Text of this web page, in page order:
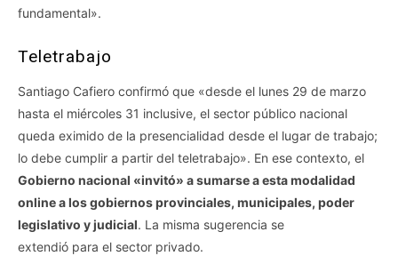
fundamental».
Teletrabajo​
​Santiago Cafiero confirmó que «desde el lunes 29 de marzo
hasta el miércoles 31 inclusive, el sector público nacional
queda eximido de la presencialidad desde el lugar de trabajo;
lo debe cumplir a partir del teletrabajo». En ese contexto, el
Gobierno nacional «invitó» a sumarse a esta modalidad
online a los gobiernos provinciales, municipales, poder
legislativo y judicial. La misma sugerencia se
extendió para el sector privado.